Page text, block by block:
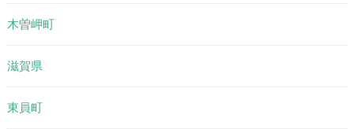
木曽岬町
滋賀県
東員町